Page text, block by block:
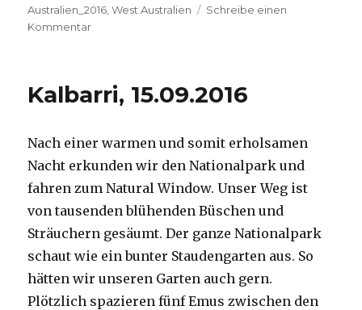
am
Australien_2016 ,West Australien
Schreibe einen
Kommentarzu
Kalbarri, 15.09.2016
Nach einer warmen und somit erholsamen
Nacht erkunden wir den Nationalpark und
fahren zum Natural Window. Unser Weg ist
von tausenden blühenden Büschen und
Sträuchern gesäumt. Der ganze Nationalpark
schaut wie ein bunter Staudengarten aus. So
hätten wir unseren Garten auch gern.
Plötzlich spazieren fünf Emus zwischen den